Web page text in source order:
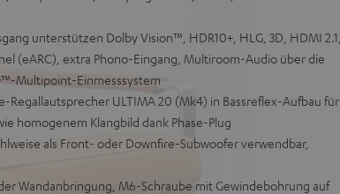
unterstützen Dolby Vision™, HDR10+, HLG, 3D, HDMI 2.1,
(eARC), extra Phono-Eingang, Multiroom-Audio über die
Multipoint-Einmesssystem
Regallautsprecher ULTIMA 20 (Mk4) in Bassreflex-Aufbau für
homogenem Klangbild dank Phase-Plug
als Front- oder Downfire-Subwoofer verwendbar,
Wandanbringung, M6-Schraube mit Gewindebohrung auf